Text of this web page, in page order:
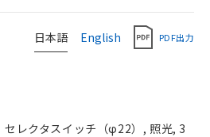
日本語 English PDF出力
セレクタスイッチ（φ22）, 照光, 3